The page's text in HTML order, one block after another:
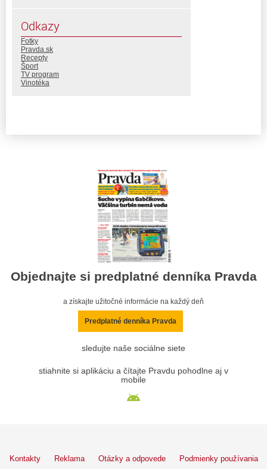
Odkazy
Fotky
Pravda.sk
Recepty
Šport
TV program
Vinotéka
Objednajte si predplatné denníka Pravda
a získajte užitočné informácie na každý deň
Predplatné denníka Pravda
sledujte naše sociálne siete
stiahnite si aplikáciu a čítajte Pravdu pohodlne aj v
mobile
Kontakty Reklama Otázky a odpovede Podmienky používania